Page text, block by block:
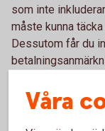
som inte
måste kunna
Dessutom får du
Vad får jag
Våra